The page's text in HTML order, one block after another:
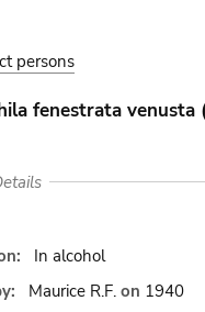
persons
fenestrata venusta
In alcohol
Maurice R.F. on 1940